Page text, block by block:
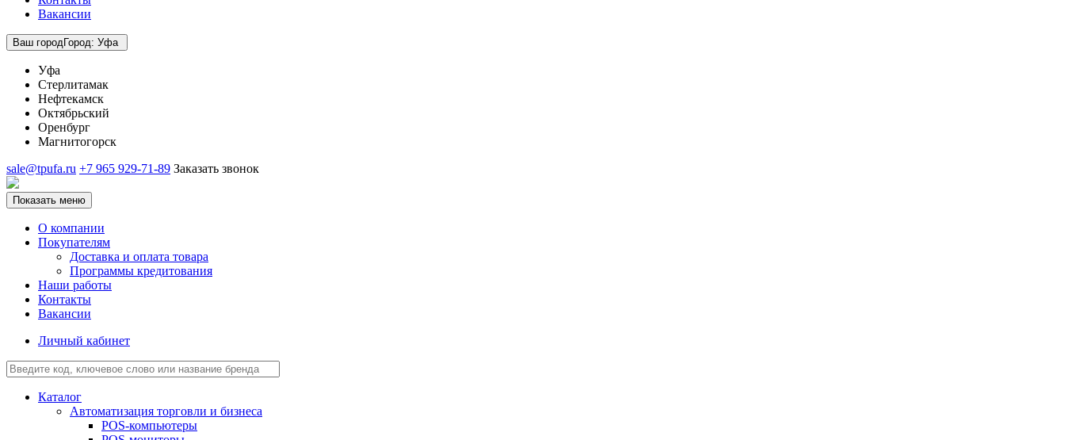
Вакансии
Ваш городГород: Уфа
Уфа
Стерлитамак
Нефтекамск
Октябрьский
Оренбург
Магнитогорск
sale@tpufa.ru +7 965 929-71-89 Заказать звонок
Показать меню
О компании
Покупателям
Доставка и оплата товара
Программы кредитования
Наши работы
Контакты
Вакансии
Личный кабинет
Каталог
Автоматизация торговли и бизнеса
POS-компьютеры